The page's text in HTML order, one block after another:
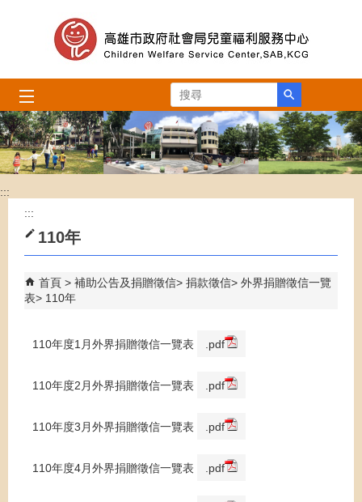
跳到主要內容區塊
搜尋
:::
:::
110年
首頁 補助公告及捐贈徵信 捐款徵信
外界捐贈徵信一覽
表
110年
110年度1月外界捐贈徵信一覽表 .pdf
110年度2月外界捐贈徵信一覽表 .pdf
110年度3月外界捐贈徵信一覽表 .pdf
110年度4月外界捐贈徵信一覽表 .pdf